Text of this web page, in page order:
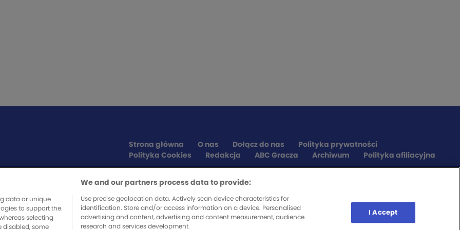
Strona główna O nas Dołącz do nas
Polityka prywatności
Polityka Cookies
Redakcja ABC Gracza Archiwum Polityka afiliacyjna
SPONSORZY SERWISU
data or unique
to support the
selecting
disabled, some
We and our partners process data to provide:
Use precise geolocation data. Actively scan device characteristics for
identification. Store and/or access information on a device. Personalised
advertising and content, advertising and content measurement, audience
research and services development.
I Accept